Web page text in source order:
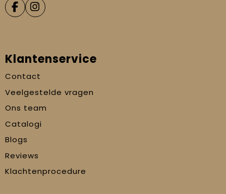
Klantenservice
Contact
Veelgestelde vragen
Ons team
Catalogi
Blogs
Reviews
Klachtenprocedure